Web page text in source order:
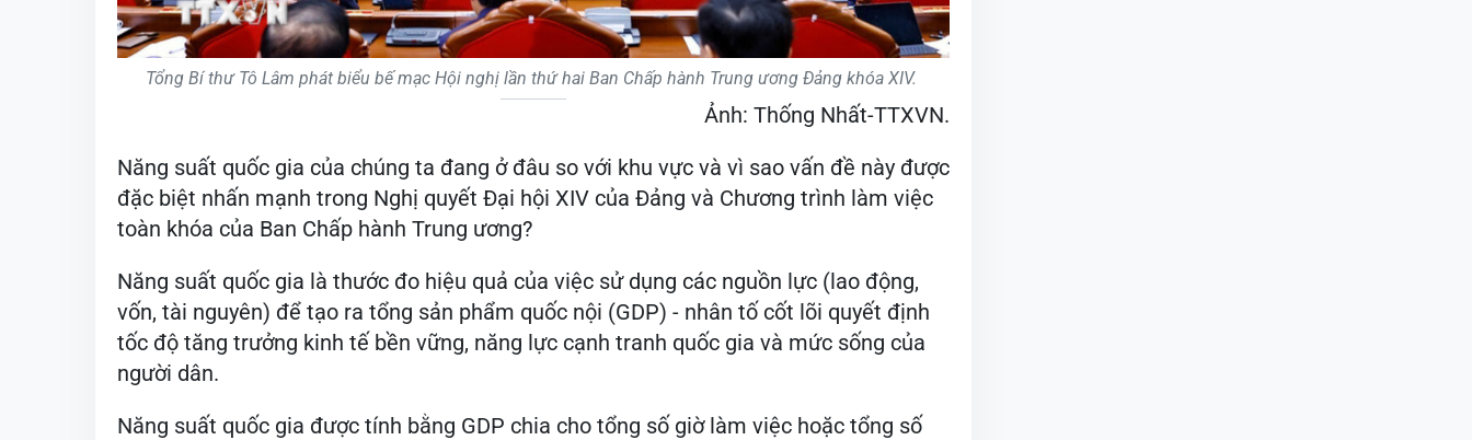
Tổng Bí thư Tô Lâm phát biểu bế mạc Hội nghị lần thứ hai Ban Chấp hành Trung ương Đảng khóa XIV.
Ảnh: Thống Nhất-TTXVN.
Năng suất quốc gia của chúng ta đang ở đâu so với khu vực và vì sao vấn đề này được
đặc biệt nhấn mạnh trong Nghị quyết Đại hội XIV của Đảng và Chương trình làm việc
toàn khóa của Ban Chấp hành Trung ương?
Năng suất quốc gia là thước đo hiệu quả của việc sử dụng các nguồn lực (lao động,
vốn, tài nguyên) để tạo ra tổng sản phẩm quốc nội (GDP) - nhân tố cốt lõi quyết định
tốc độ tăng trưởng kinh tế bền vững, năng lực cạnh tranh quốc gia và mức sống của
người dân.
Năng suất quốc gia được tính bằng GDP chia cho tổng số giờ làm việc hoặc tổng số